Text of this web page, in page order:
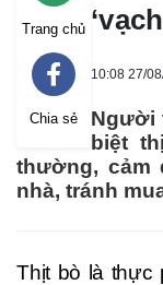
Trang chủ
Chia sẻ
10:08 27/
Người
biệt
thường, cảm
nhà, tránh
Thịt bò là thực